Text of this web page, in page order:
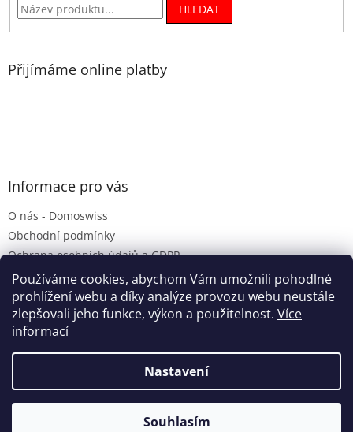
Používáme cookies, abychom Vám umožnili pohodlné
prohlížení webu a díky analýze provozu webu neustále
zlepšovali jeho funkce, výkon a použitelnost. Více
informací
Nastavení
Souhlasím
HLEDAT
Přijímáme online platby
Informace pro vás
O nás - Domoswiss
Obchodní podmínky
Ochrana osobních údajů a GDPR
Servis Laurastar
Všechna práva vyhrazena.Upravit nastavení cookies